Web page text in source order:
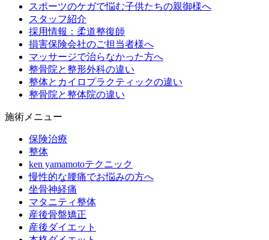
スポーツのケガで悩む子供たちの親御様へ
スタッフ紹介
採用情報：柔道整復師
損害保険会社のご担当者様へ
マッサージで治らなかった方へ
整骨院と整形外科の違い
整体とカイロプラクティックの違い
整骨院と整体院の違い
施術メニュー
保険治療
整体
ken yamamotoテクニック
慢性的な腰痛でお悩みの方へ
坐骨神経痛
マタニティ整体
産後骨盤矯正
産後ダイエット